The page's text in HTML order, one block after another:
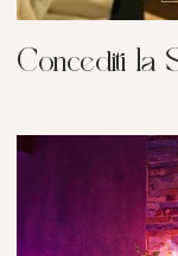
Concediti la